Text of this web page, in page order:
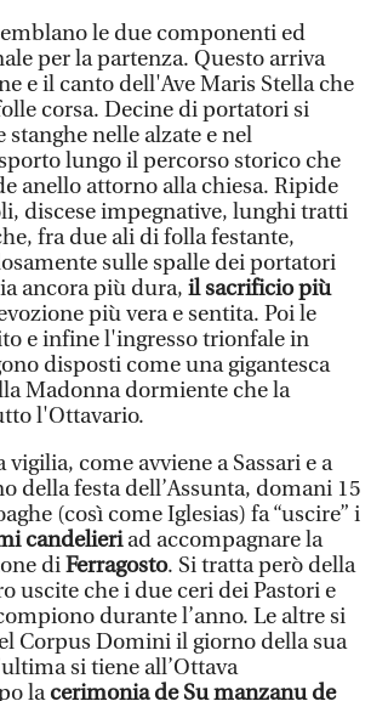
le due componenti ed
per la partenza. Questo arriva
e il canto dell'Ave Maris Stella che
corsa. Decine di portatori si
stanghe nelle alzate e nel
lungo il percorso storico che
anello attorno alla chiesa. Ripide
discese impegnative, lunghi tratti
fra due ali di folla festante,
sulle spalle dei portatori
ancora più dura, il sacrificio più
più vera e sentita. Poi le
e infine l'ingresso trionfale in
disposti come una gigantesca
Madonna dormiente che la
l'Ottavario.
vigilia, come avviene a Sassari e a
della festa dell’Assunta, domani 15
(così come Iglesias) fa “uscire” i
candelieriad accompagnare la
diFerragosto. Si tratta però della
uscite che i due ceri dei Pastori e
durante l’anno. Le altre si
Corpus Domini il giorno della sua
si tiene all’Ottava
lacerimonia de Su manzanu de